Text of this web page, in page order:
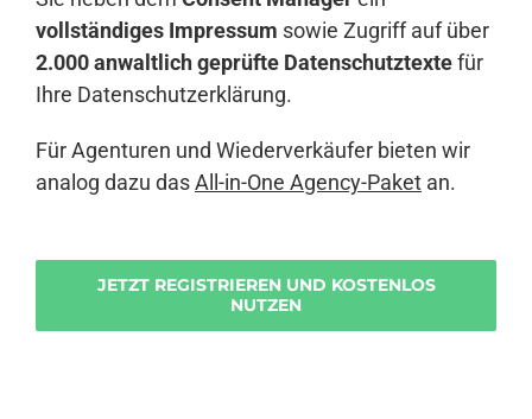
vollständiges Impressum sowie Zugriff auf über
2.000 anwaltlich geprüfte Datenschutztextefür
Ihre Datenschutzerklärung.
Für Agenturen und Wiederverkäufer bieten wir
analog dazu dasAll-in-One Agency-Paket an.
JETZT REGISTRIEREN UND KOSTENLOS
NUTZEN